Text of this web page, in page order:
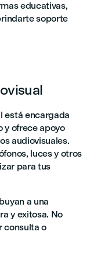
educativas,
soporte
está encargada
y ofrece apoyo
audiovisuales.
luces y otros
para tus
a una
y exitosa. No
consulta o